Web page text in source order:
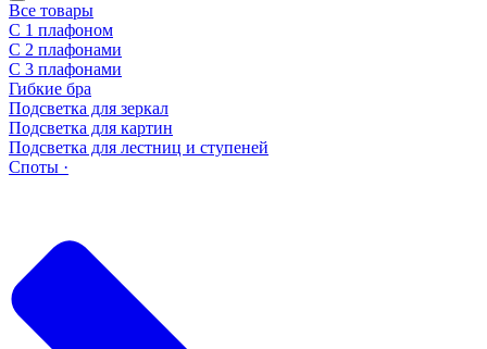
Все товары
С 1 плафоном
С 2 плафонами
С 3 плафонами
Гибкие бра
Подсветка для зеркал
Подсветка для картин
Подсветка для лестниц и ступеней
Споты ·